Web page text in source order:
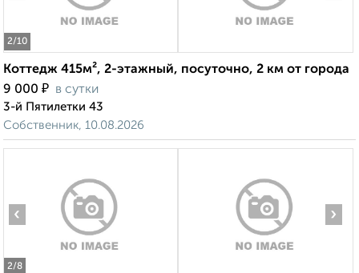
2/10
Коттедж 415м², 2-этажный, посуточно, 2 км от города
9 000 ₽ в сутки
3-й Пятилетки 43
Собственник, 10.08.2026
2/8
‹ ›